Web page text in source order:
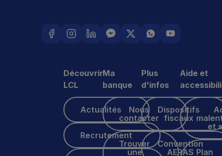
Découvrir
LCL
Actualités
Actualités
Recrutement
Recrutement
Ma
banque
Nous contacter
Nous
contacter
Trouver une agence
Trouver
une
Plus
d'infos
Dispositifs fiscaux
Dispositifs
fiscaux
Convention AERAS
Convention
AERAS
Aide et
Accès
et
Plan du
Plan